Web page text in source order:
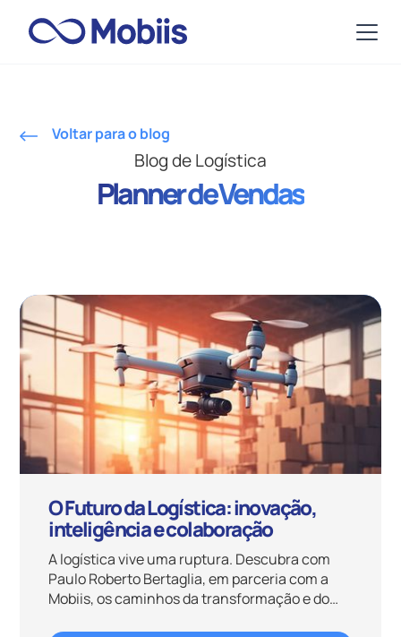
Voltar para o blog
Blog de Logística
Planner de Vendas
O Futuro da Logística: inovação,
inteligência e colaboração
A logística vive uma ruptura. Descubra com
Paulo Roberto Bertaglia, em parceria com a
Mobiis, os caminhos da transformação e do